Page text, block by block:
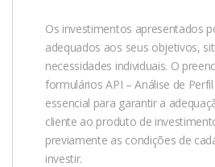
Os investimentos apresentados
adequados aos seus objetivos,
necessidades individuais. O
formulários API – Análise de
essencial para garantir a
cliente ao produto de
previamente as condições de
investir.